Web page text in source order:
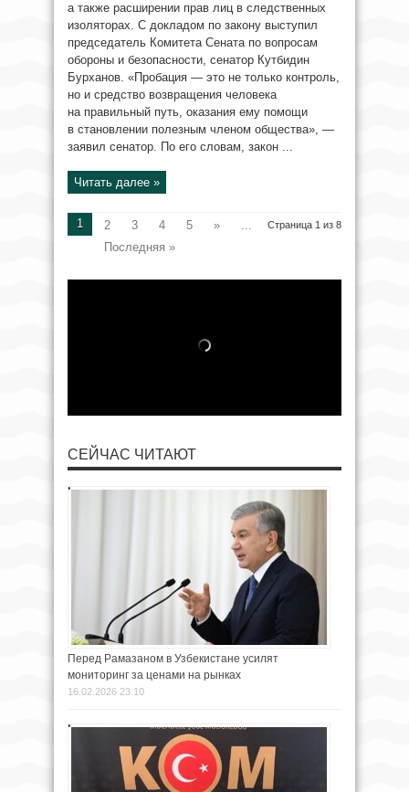
а также расширении прав лиц в следственных
изоляторах. С докладом по закону выступил
председатель Комитета Сената по вопросам
обороны и безопасности, сенатор Кутбидин
Бурханов. «Пробация — это не только контроль,
но и средство возвращения человека
на правильный путь, оказания ему помощи
в становлении полезным членом общества», —
заявил сенатор. По его словам, закон ...
Читать далее »
Страница 1 из 8
1 2 3 4 5 »
...
Последняя »
СЕЙЧАС ЧИТАЮТ
Перед Рамазаном в Узбекистане усилят
мониторинг за ценами на рынках
16.02.2026 23:10